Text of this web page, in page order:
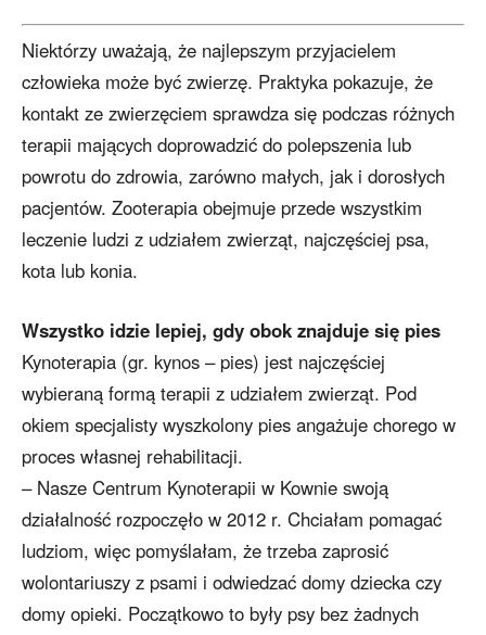
Niektórzy uważają, że najlepszym przyjacielem
człowieka może być zwierzę. Praktyka pokazuje, że
kontakt ze zwierzęciem sprawdza się podczas różnych
terapii mających doprowadzić do polepszenia lub
powrotu do zdrowia, zarówno małych, jak i dorosłych
pacjentów. Zooterapia obejmuje przede wszystkim
leczenie ludzi z udziałem zwierząt, najczęściej psa,
kota lub konia.
Wszystko idzie lepiej, gdy obok znajduje się pies
Kynoterapia (gr. kynos – pies) jest najczęściej
wybieraną formą terapii z udziałem zwierząt. Pod
okiem specjalisty wyszkolony pies angażuje chorego w
proces własnej rehabilitacji.
– Nasze Centrum Kynoterapii w Kownie swoją
działalność rozpoczęło w 2012 r. Chciałam pomagać
ludziom, więc pomyślałam, że trzeba zaprosić
wolontariuszy z psami i odwiedzać domy dziecka czy
domy opieki. Początkowo to były psy bez żadnych